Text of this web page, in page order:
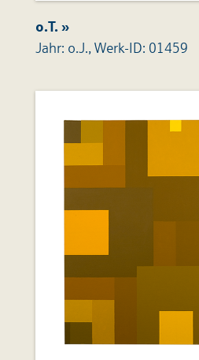
o.T. »
Jahr: o.J., Werk-ID: 01459